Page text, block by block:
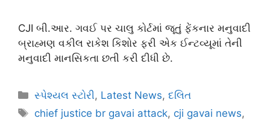
CJI બી.આર. ગવઈ પર ચાલુ કોર્ટમાં જૂતું ફેંકનાર મનુવાદી
બ્રાહ્મણ વકીલ રાકેશ કિશોર ફરી એક ઈન્ટવ્યૂમાં તેની
મનુવાદી માનસિકતા છતી કરી દીધી છે.
સ્પેશ્યલ સ્ટોરી, Latest News,દલિત
chief justice br gavai attack, cji gavai news,